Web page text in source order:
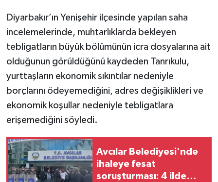
Diyarbakır’ın Yenişehir ilçesinde yapılan saha
incelemelerinde, muhtarlıklarda bekleyen
tebligatların büyük bölümünün icra dosyalarına ait
olduğunun görüldüğünü kaydeden Tanrıkulu,
yurttaşların ekonomik sıkıntılar nedeniyle
borçlarını ödeyemediğini, adres değişiklikleri ve
ekonomik koşullar nedeniyle tebligatlara
erişemediğini söyledi.
Avcılar Belediyesi'nde
ihaleye fesat
soruşturması: 4 ilde